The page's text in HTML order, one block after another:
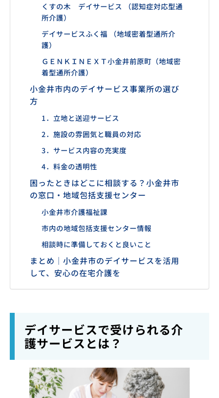
くすの木 デイサービス （認知症対応型通
所介護）
デイサービスふく福 （地域密着型通所介
護）
ＧＥＮＫＩＮＥＸＴ小金井前原町（地域密
着型通所介護）
小金井市内のデイサービス事業所の選び
方
1．立地と送迎サービス
2．施設の雰囲気と職員の対応
3．サービス内容の充実度
4．料金の透明性
困ったときはどこに相談する？小金井市
の窓口・地域包括支援センター
小金井市介護福祉課
市内の地域包括支援センター情報
相談時に準備しておくと良いこと
まとめ｜小金井市のデイサービスを活用
して、安心の在宅介護を
デイサービスで受けられる介
護サービスとは？